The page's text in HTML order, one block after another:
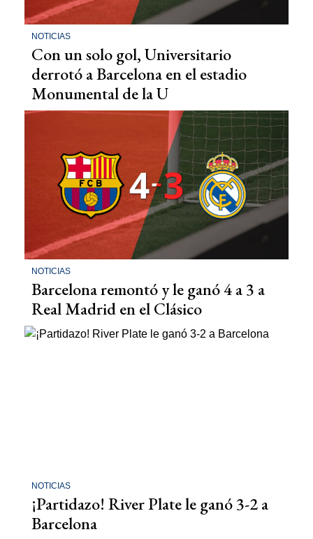
NOTICIAS
Con un solo gol, Universitario
derrotó a Barcelona en el estadio
Monumental de la U
NOTICIAS
Barcelona remontó y le ganó 4 a 3 a
Real Madrid en el Clásico
NOTICIAS
¡Partidazo! River Plate le ganó 3-2 a
Barcelona